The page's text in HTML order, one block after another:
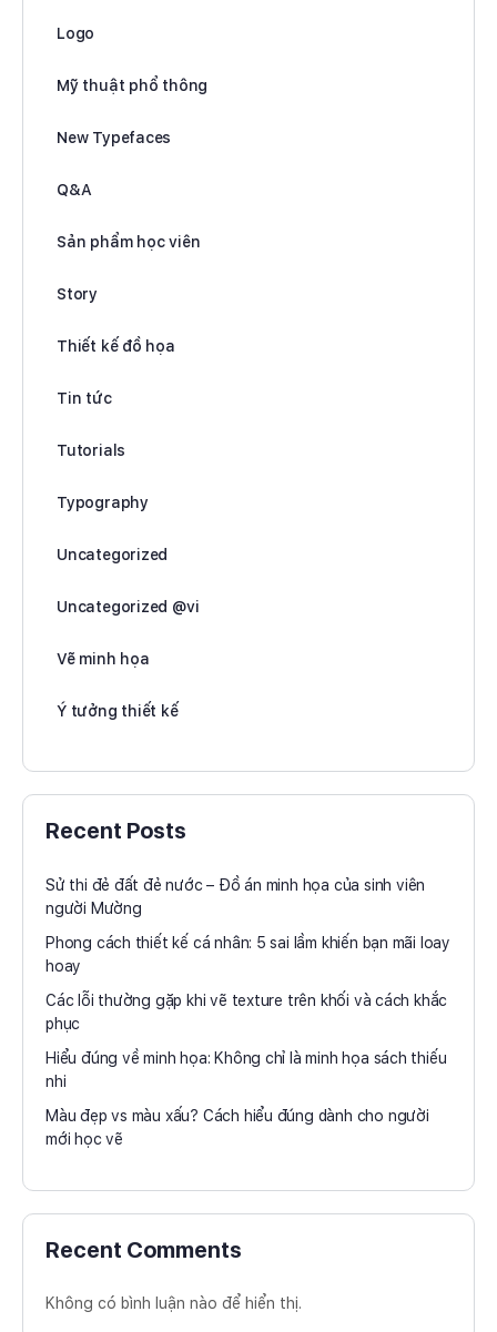
Logo
Mỹ thuật phổ thông
New Typefaces
Q&A
Sản phẩm học viên
Story
Thiết kế đồ họa
Tin tức
Tutorials
Typography
Uncategorized
Uncategorized @vi
Vẽ minh họa
Ý tưởng thiết kế
Recent Posts
Sử thi đẻ đất đẻ nước – Đồ án minh họa của sinh viên
người Mường
Phong cách thiết kế cá nhân: 5 sai lầm khiến bạn mãi loay
hoay
Các lỗi thường gặp khi vẽ texture trên khối và cách khắc
phục
Hiểu đúng về minh họa: Không chỉ là minh họa sách thiếu
nhi
Màu đẹp vs màu xấu? Cách hiểu đúng dành cho người
mới học vẽ
Recent Comments
Không có bình luận nào để hiển thị.